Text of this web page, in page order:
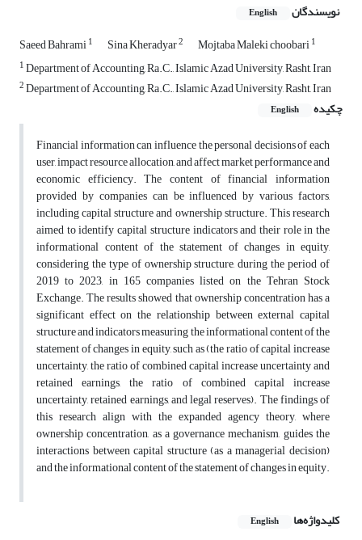
نویسندگان English
Saeed Bahrami1 Sina Kheradyar2 Mojtaba Maleki choobari1
1Department of Accounting, Ra.C., Islamic Azad University, Rasht, Iran
2Department of Accounting, Ra.C., Islamic Azad University, Rasht, Iran
چکیده
English
Financial information can influence the personal decisions of each
user, impact resource allocation, and affect market performance and
economic efficiency. The content of financial information
provided by companies can be influenced by various factors,
including capital structure and ownership structure. This research
aimed to identify capital structure indicators and their role in the
informational content of the statement of changes in equity,
considering the type of ownership structure, during the period of
2019 to 2023, in 165 companies listed on the Tehran Stock
Exchange. The results showed that ownership concentration has a
significant effect on the relationship between external capital
structure and indicators measuring the informational content of the
statement of changes in equity, such as (the ratio of capital increase
uncertainty, the ratio of combined capital increase uncertainty and
retained earnings, the ratio of combined capital increase
uncertainty, retained earnings, and legal reserves). The findings of
this research align with the expanded agency theory, where
ownership concentration, as a governance mechanism, guides the
interactions between capital structure (as a managerial decision)
and the informational content of the statement of changes in equity.
کلیدواژه‌ها English